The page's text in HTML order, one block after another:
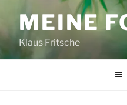
Inhalt
springenMEINE
Klaus Fritsche